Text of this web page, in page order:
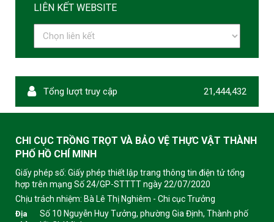
LIÊN KẾT WEBSITE
Tổng lượt truy cập 21,444,432
CHI CỤC TRỒNG TRỌT VÀ BẢO VỆ THỰC VẬT THÀNH
PHỐ HỒ CHÍ MINH
Giấy phép số: Giấy phép thiết lập trang thông tin điện tử tổng
hợp trên mạng Số 24/GP-STTTT ngày 22/07/2020
Chịu trách nhiệm: Bà Lê Thị Nghiêm - Chi cục Trưởng
Địa
Số 10 Nguyễn Huy Tưởng, phường Gia Định, Thành phố